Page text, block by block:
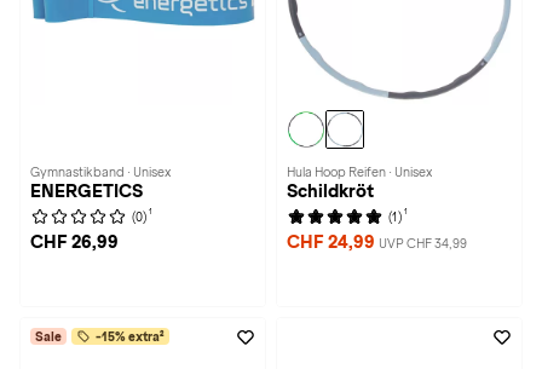
Gymnastikband · Unisex
ENERGETICS
(0) 1
CHF 26,99
Hula Hoop Reifen · Unisex
Schildkröt
(1) 1
CHF 24,99 UVP CHF 34,99
Sale -15% extra²